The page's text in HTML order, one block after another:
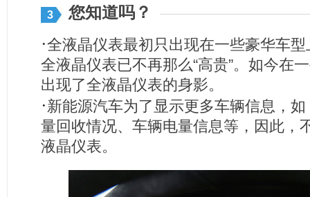
3 您知道吗？
·全液晶仪表最初只出现在一些豪华车
全液晶仪表已不再那么“高贵”。如今在
出现了全液晶仪表的身影。
·新能源汽车为了显示更多车辆信息，
量回收情况、车辆电量信息等，因此，
液晶仪表。